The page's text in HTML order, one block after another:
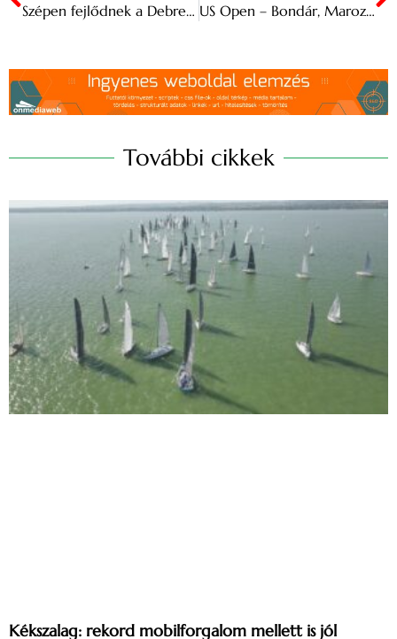
Szépen fejlődnek a Debreceni Állatkertben született kapibarák US Open – Bondár, Marozsán és Fucsovics biztosan főtáblás
További cikkek
Kékszalag: rekord mobilforgalom mellett is jól